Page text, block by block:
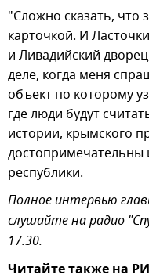
"Сложно сказать, что
карточкой. И
и Ливадийский
деле, когда меня
объект по которому
где люди будут
истории, крымского
достопримечательны
республики.
Полное интервью
слушайте на радио
17.30.
Читайте также на